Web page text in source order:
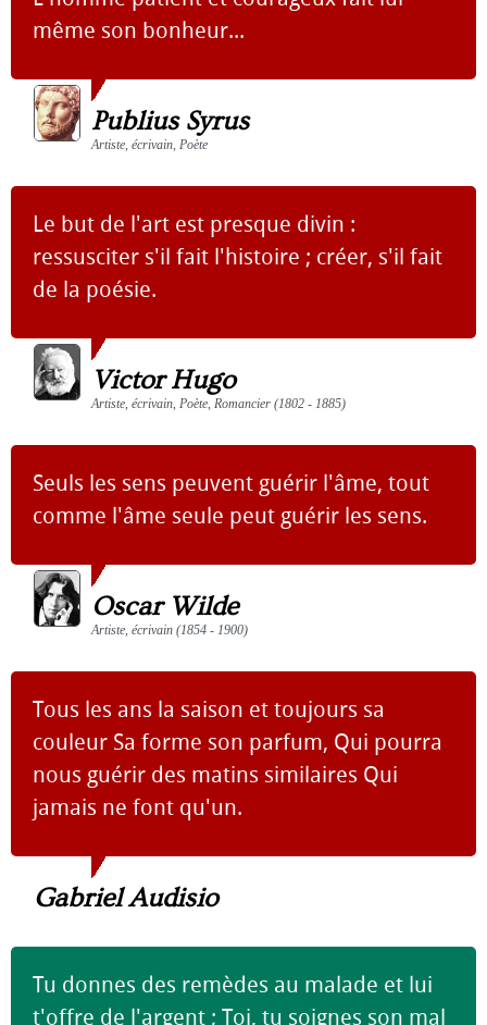
même son bonheur...
Publius Syrus
Artiste, écrivain, Poète
Le but de l'art est presque divin :
ressusciter s'il fait l'histoire ; créer, s'il fait
de la poésie.
Victor Hugo
Artiste, écrivain, Poète, Romancier (1802 - 1885)
Seuls les sens peuvent guérir l'âme, tout
comme l'âme seule peut guérir les sens.
Oscar Wilde
Artiste, écrivain (1854 - 1900)
Tous les ans la saison et toujours sa
couleur Sa forme son parfum, Qui pourra
nous guérir des matins similaires Qui
jamais ne font qu'un.
Gabriel Audisio
Tu donnes des remèdes au malade et lui
t'offre de l'argent ; Toi, tu soignes son mal